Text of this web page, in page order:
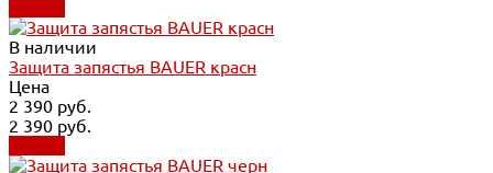
В наличии
Защита запястья BAUER красн
Цена
2 390 руб.
2 390 руб.